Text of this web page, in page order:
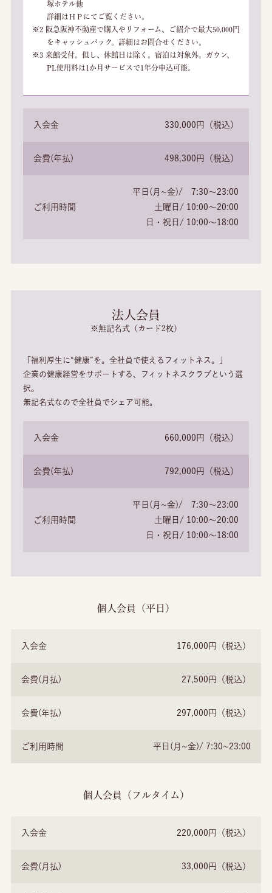
塚ホテル他
詳細はＨＰにてご覧ください。
※2 阪急阪神不動産で購入やリフォーム、ご紹介で最大50,000円
をキャッシュバック。詳細はお問合せください。
※3 来館受付。但し、休館日は除く。宿泊は対象外。ガウン、
PL使用料は1か月サービスで1年分申込可能。
入会金 330,000円（税込）
会費(年払) 498,300円（税込）
ご利用時間
平日(月~金)/ 7:30～23:00
土曜日/ 10:00～20:00
日・祝日/ 10:00～18:00
法人会員
※無記名式（カード2枚）
「福利厚生に“健康”を。全社員で使えるフィットネス。」
企業の健康経営をサポートする、フィットネスクラブという選
択。
無記名式なので全社員でシェア可能。
入会金 660,000円（税込）
会費(年払) 792,000円（税込）
ご利用時間
平日(月~金)/ 7:30～23:00
土曜日/ 10:00～20:00
日・祝日/ 10:00～18:00
個人会員（平日）
入会金 176,000円（税込）
会費(月払) 27,500円（税込）
会費(年払) 297,000円（税込）
ご利用時間 平日(月~金)/ 7:30~23:00
個人会員（フルタイム）
入会金 220,000円（税込）
会費(月払) 33,000円（税込）